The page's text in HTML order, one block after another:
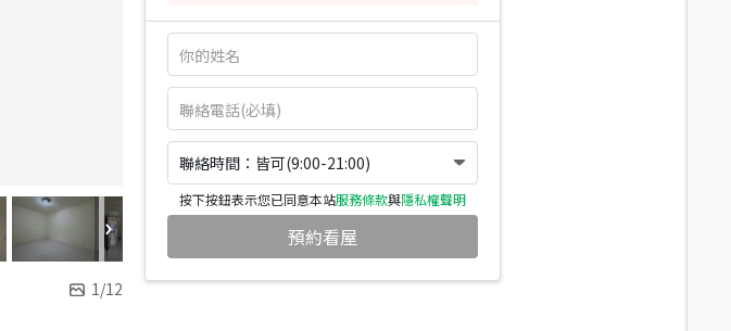
1/12
聯絡時間：皆可(9:00-21:00)
按下按鈕表示您已同意本站服務條款與隱私權聲明
預約看屋